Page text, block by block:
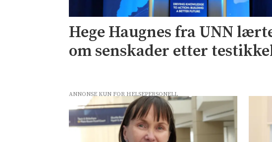
Hege Haugnes fra UNN
om senskader etter
ANNONSE KUN FOR HELSEPERSONELL